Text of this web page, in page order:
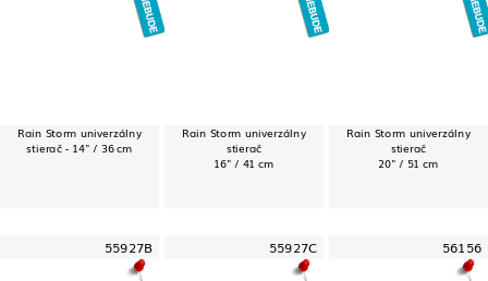
Rain Storm univerzálny
stierač - 14" / 36 cm
Rain Storm univerzálny
stierač
16" / 41 cm
Rain Storm univerzálny
stierač
20" / 51 cm
55927B 55927C 56156